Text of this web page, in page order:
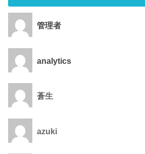
管理者
analytics
蒼生
azuki